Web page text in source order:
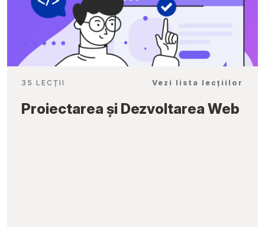
35 LECȚII Vezi lista lecțiilor
Proiectarea și Dezvoltarea Web